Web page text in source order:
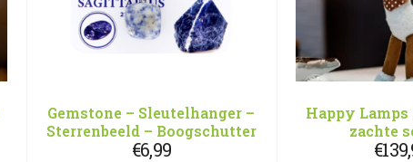
Gemstone – Sleutelhanger –
Sterrenbeeld – Boogschutter
€6,99
Happy
zachte
€